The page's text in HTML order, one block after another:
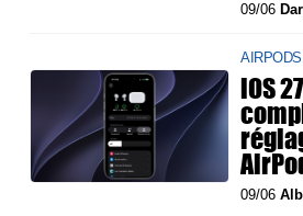
09/06
AIRPODS
iOS
09/06